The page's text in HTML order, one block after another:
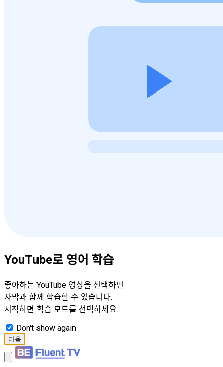
YouTube로 영어 학습
좋아하는 YouTube 영상을 선택하면
자막과 함께 학습할 수 있습니다.
시작하면 학습 모드를 선택하세요.
Don't show again
다음